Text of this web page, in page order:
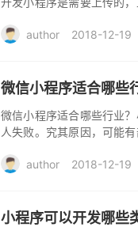
字、英文。...
author 2018-12-19
微信小程序适合哪些
微信小程序适合哪些行业
人失败。究其原因，可能
和小程序更...
author 2018-12-19
小程序可以开发哪些